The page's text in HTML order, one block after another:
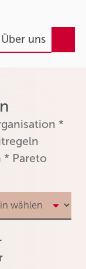
Über uns
*
* Pareto